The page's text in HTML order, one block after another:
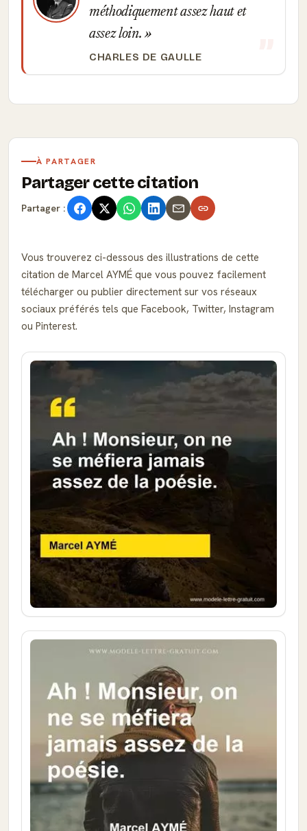
méthodiquement assez haut et
assez loin.
CHARLES DE GAULLE
À PARTAGER
Partager cette citation
Partager :
Vous trouverez ci-dessous des illustrations de cette
citation de Marcel AYMÉ que vous pouvez facilement
télécharger ou publier directement sur vos réseaux
sociaux préférés tels que Facebook, Twitter, Instagram
ou Pinterest.